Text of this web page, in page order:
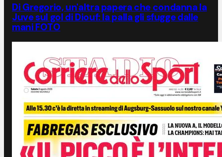
Di Gregorio, un'altra papera che condanna la
Juve sul gol di Diouf: la palla gli sfugge dalle
mani FOTO